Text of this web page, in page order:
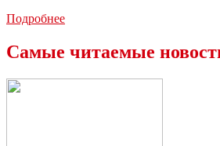
ПодробнееВ
ФСБ
Самые читаемые